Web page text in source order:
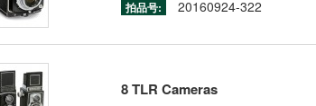
拍品号: 20160924-322
8 TLR Cameras